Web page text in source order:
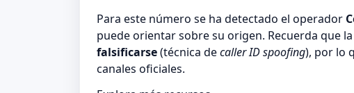
Para este número se ha detectado el operador
puede orientar sobre su origen. Recuerda que la
falsificarse(técnica decaller ID spoofing), por lo
canales oficiales.